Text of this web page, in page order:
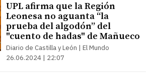
UPL afirma que la Región
Leonesa no aguanta “la
prueba del algodón” del
"cuento de hadas" de Mañueco
Diario de Castilla y León | El Mundo
26.06.2024 | 22:07